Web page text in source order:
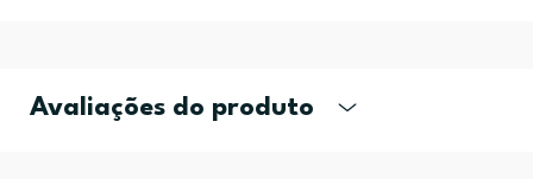
Avaliações do produto